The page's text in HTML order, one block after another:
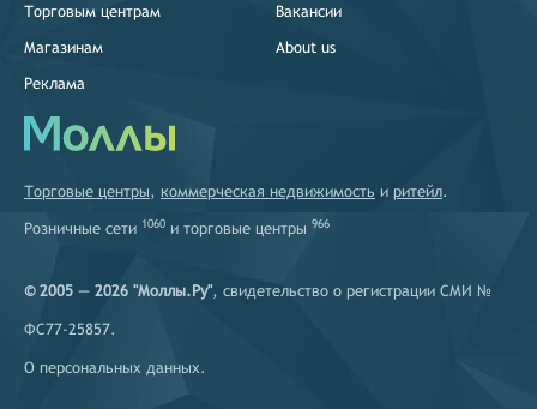
Торговым центрам
Магазинам
Реклама
Вакансии
About us
Торговые центры, коммерческая недвижимость и ритейл.
Розничные сети 1060 и торговые центры 966
© 2005 — 2026 "Моллы.Ру", свидетельство о регистрации СМИ №
ФС77-25857.
О персональных данных.